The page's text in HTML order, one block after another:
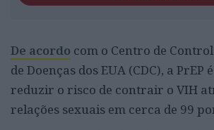
De acordo com o Centro de
de Doenças dos EUA (CDC), a PrEP
reduzir o risco de contrair o VIH
relações sexuais em cerca de 99